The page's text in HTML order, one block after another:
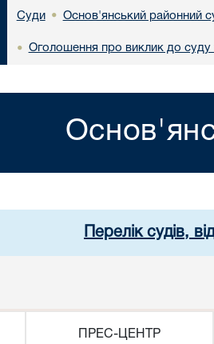
Суди • Основ'янський районний
• Оголошення про виклик до суду
Перелік судів,
ПРЕС-ЦЕНТР